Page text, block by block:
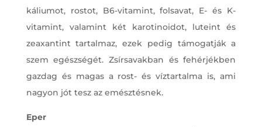
káliumot, rostot, B6-vitamint, folsavat, E- és K-
vitamint, valamint két karotinoidot, luteint és
zeaxantint tartalmaz, ezek pedig támogatják a
szem egészségét. Zsírsavakban és fehérjékben
gazdag és magas a rost- és víztartalma is, ami
nagyon jót tesz az emésztésnek.
Eper